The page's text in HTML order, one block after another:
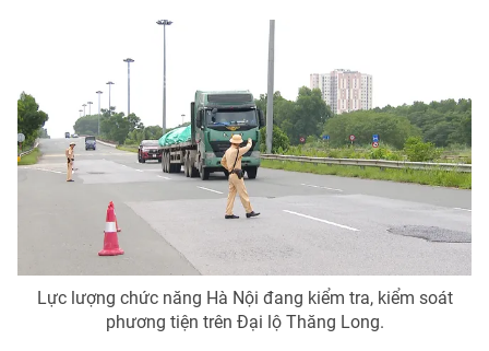
Chất lượng cuộc sống
Học trực tuyến
Công nghệ
Hitech Công nghệ tương lai
Sản phẩm
Giao lưu trực tuyến
Lịch phát sóng
Chuyên mục khác
Emagazine Podcast
Lực lượng chức năng Hà Nội đang kiểm tra, kiểm soát
phương tiện trên Đại lộ Thăng Long.